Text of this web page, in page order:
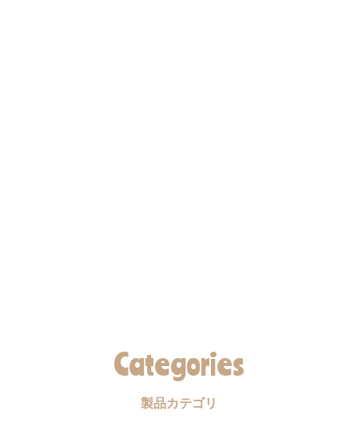
Categories
製品カテゴリ